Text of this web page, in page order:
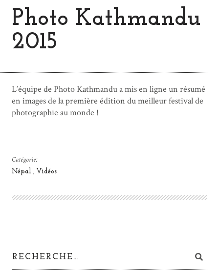
Photo Kathmandu
2015
L’équipe de Photo Kathmandu a mis en ligne un résumé
en images de la première édition du meilleur festival de
photographie au monde !
Catégorie:
Népal Vidéos